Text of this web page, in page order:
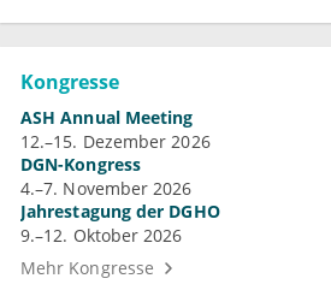
Kongresse
ASH Annual Meeting
12.–15. Dezember 2026
DGN-Kongress
4.–7. November 2026
Jahrestagung der DGHO
9.–12. Oktober 2026
Mehr Kongresse